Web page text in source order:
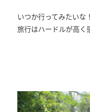
いつか行ってみたいな
旅行はハードルが高く